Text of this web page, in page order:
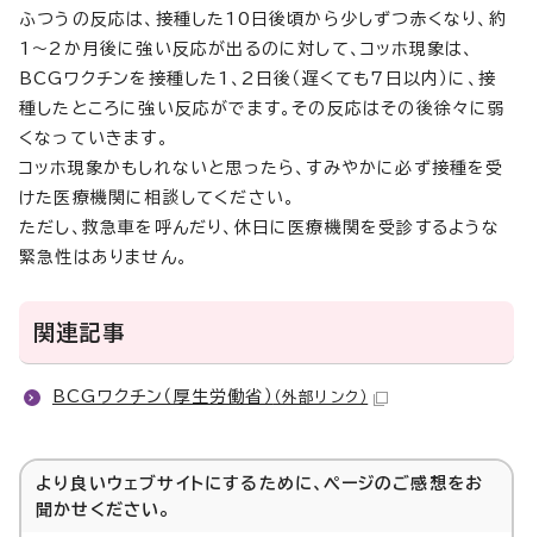
ふつうの反応は、接種した10日後頃から少しずつ赤くなり、約
1～2か月後に強い反応が出るのに対して、コッホ現象は、
BCGワクチンを接種した1、2日後（遅くても7日以内）に、接
種したところに強い反応がでます。その反応はその後徐々に弱
くなっていきます。
コッホ現象かもしれないと思ったら、すみやかに必ず接種を受
けた医療機関に相談してください。
ただし、救急車を呼んだり、休日に医療機関を受診するような
緊急性はありません。
関連記事
BCGワクチン（厚生労働省） （外部リンク）
より良いウェブサイトにするために、ページのご感想をお
聞かせください。